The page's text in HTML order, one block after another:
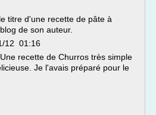
titre d'une recette de pâte à
de son auteur.
12 01:16
recette de Churros très simple
Je l'avais préparé pour le